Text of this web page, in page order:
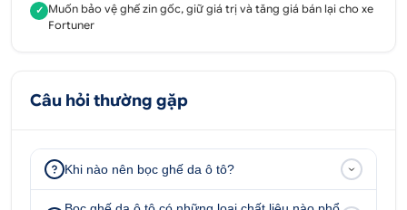
✓ Muốn bảo vệ ghế zin gốc, giữ giá trị và tăng giá bán lại cho xe
Fortuner
Câu hỏi thường gặp
Khi nào nên bọc ghế da ô tô?